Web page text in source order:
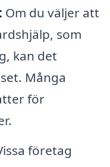
Om du väljer att
som
kan det
Många
för
företag